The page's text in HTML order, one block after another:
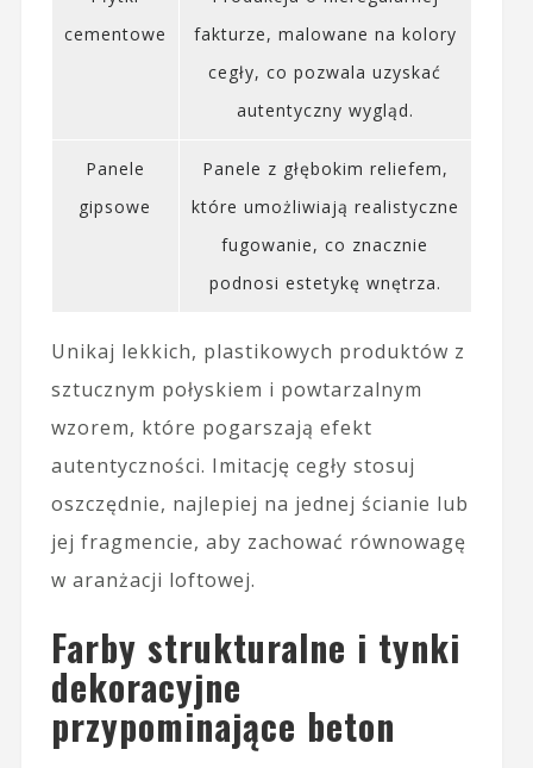
cementowe
fakturze, malowane na kolory
cegły, co pozwala uzyskać
autentyczny wygląd.
Panele
gipsowe
Panele z głębokim reliefem,
które umożliwiają realistyczne
fugowanie, co znacznie
podnosi estetykę wnętrza.
Unikaj lekkich, plastikowych produktów z
sztucznym połyskiem i powtarzalnym
wzorem, które pogarszają efekt
autentyczności. Imitację cegły stosuj
oszczędnie, najlepiej na jednej ścianie lub
jej fragmencie, aby zachować równowagę
w aranżacji loftowej.
Farby strukturalne i tynki
dekoracyjne
przypominające beton